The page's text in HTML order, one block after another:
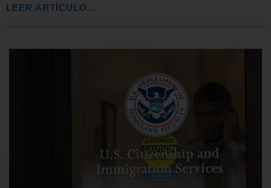
LEER ARTÍCULO...